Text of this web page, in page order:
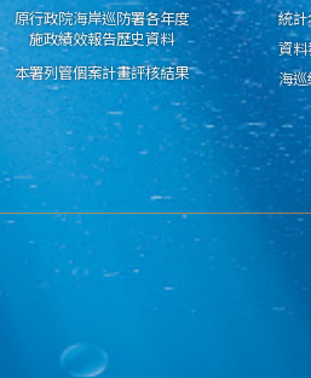
原行政院海岸巡防署各年度
施政績效報告歷史資料
本署列管個案計畫評核結果
統計
資
海